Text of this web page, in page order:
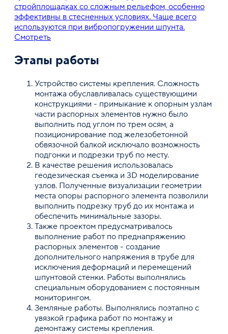
стройплощадках со сложным рельефом, особенно
эффективны в стесненных условиях. Чаще всего
используются при вибропогружении шпунта.
Смотреть
Этапы работы
Устройство системы крепления. Сложность
монтажа обуславливалась существующими
конструкциями - примыкание к опорным узлам
части распорных элементов нужно было
выполнить под углом по трем осям, а
позиционирование под железобетонной
обвязочной балкой исключало возможность
подгонки и подрезки труб по месту.
В качестве решения использовалась
геодезическая съемка и 3D моделирование
узлов. Полученные визуализации геометрии
места опоры распорного элемента позволили
выполнить подрезку труб до их монтажа и
обеспечить минимальные зазоры.
Также проектом предусматривалось
выполнение работ по преднапряжению
распорных элементов - создание
дополнительного напряжения в трубе для
исключения деформаций и перемещений
шпунтовой стенки. Работы выполнялись
специальным оборудованием с постоянным
мониторингом.
Земляные работы. Выполнялись поэтапно с
увязкой графика работ по монтажу и
демонтажу системы крепления.